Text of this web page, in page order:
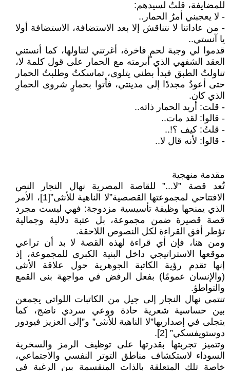
للمضايفة، قلتُ لسيدهم:
- لا يعجبني أمرُ الحمار..
- من عاداتنا لا نتناقش إلا بعد الاستضافة، الاستضافة أولا
يا آنستي..
قدموا لي وجبة لحمٍ فاخرة، أغرتني لتناولها، كما أنستني
العقد الشفهي الذي أبرمته مع الحمار على قول كلمة لا،
تناولتُ الطبق فبدأ بطني يتلوى، تماسكتُ وطلبتُ الحمار
حتى أعودُ مجددًا إلى مدينتي، فأتوا بحمارٍ شروى الحمارِ
الذي كان.
- قلت: أريد الحمار ذاته..
- قالوا: لقد مات..
- قلتُ: كيف ؟!..
- قالوا: لأنه قال لا..
مقدمة منهجية
تُعد قصة ”لا...” للقاصة المصرية نهال النجار النص
الافتتاحي لمجموعتها القصصية”لا الناهية للأنثى”[1]، الأمر
الذي يمنحها وظيفة تأسيسية مزدوجة: فهي ليست مجرد
قصة قصيرة ضمن مجموعة، بل عتبة دلالية وجمالية
تؤطر أفق القراءة لكل النصوص اللاحقة.
ومن هنا، فإن أي قراءة لهذه القصة لا بد أن تراعي
موقعها الاستراتيجي داخل البنية الكبرى للمجموعة، إذ
إنها تقدم رؤية الكاتبة الجوهرية حول علاقة الأنثى
(والإنسان عمومًا) بفعل الرفض في مواجهة بنى القمع
والتواطؤ.
تنتمي نهال النجار إلى جيل من الكاتبات اللواتي يجمعن
بين حساسية شعرية حادة ووعي سردي ناضج، كما
يتجلى في إصداريها”لا الناهية للأنثى” و”إلى العزيز فيودور
دوستويفسكي” [2].
وتتميز تجربتها بقدرتها على توظيف الرمز والسخرية
السوداء لاستكشاف مناطق التوتر النفسي والاجتماعي،
خاصة تلك المتعلقة بالذات المنقسمة بين الرغبة في